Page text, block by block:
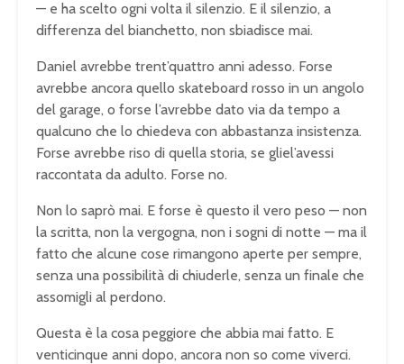
— e ha scelto ogni volta il silenzio. E il silenzio, a
differenza del bianchetto, non sbiadisce mai.
Daniel avrebbe trent’quattro anni adesso. Forse
avrebbe ancora quello skateboard rosso in un angolo
del garage, o forse l’avrebbe dato via da tempo a
qualcuno che lo chiedeva con abbastanza insistenza.
Forse avrebbe riso di quella storia, se gliel’avessi
raccontata da adulto. Forse no.
Non lo saprò mai. E forse è questo il vero peso — non
la scritta, non la vergogna, non i sogni di notte — ma il
fatto che alcune cose rimangono aperte per sempre,
senza una possibilità di chiuderle, senza un finale che
assomigli al perdono.
Questa è la cosa peggiore che abbia mai fatto. E
venticinque anni dopo, ancora non so come viverci.